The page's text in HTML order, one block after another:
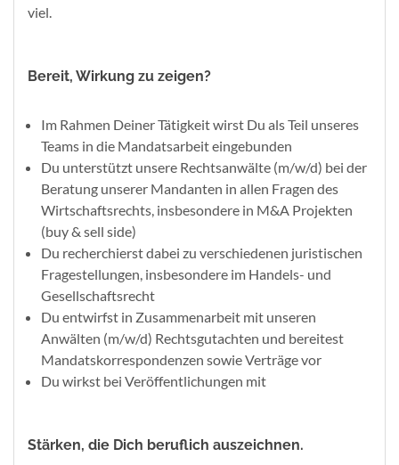
viel.
Bereit, Wirkung zu zeigen?
Im Rahmen Deiner Tätigkeit wirst Du als Teil unseres
Teams in die Mandatsarbeit eingebunden
Du unterstützt unsere Rechtsanwälte (m/w/d) bei der
Beratung unserer Mandanten in allen Fragen des
Wirtschaftsrechts, insbesondere in M&A Projekten
(buy & sell side)
Du recherchierst dabei zu verschiedenen juristischen
Fragestellungen, insbesondere im Handels- und
Gesellschaftsrecht
Du entwirfst in Zusammenarbeit mit unseren
Anwälten (m/w/d) Rechtsgutachten und bereitest
Mandatskorrespondenzen sowie Verträge vor
Du wirkst bei Veröffentlichungen mit
Stärken, die Dich beruflich auszeichnen.